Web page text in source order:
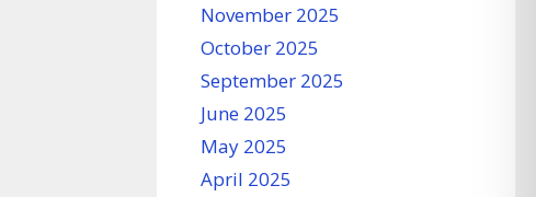
November 2025
October 2025
September 2025
June 2025
May 2025
April 2025